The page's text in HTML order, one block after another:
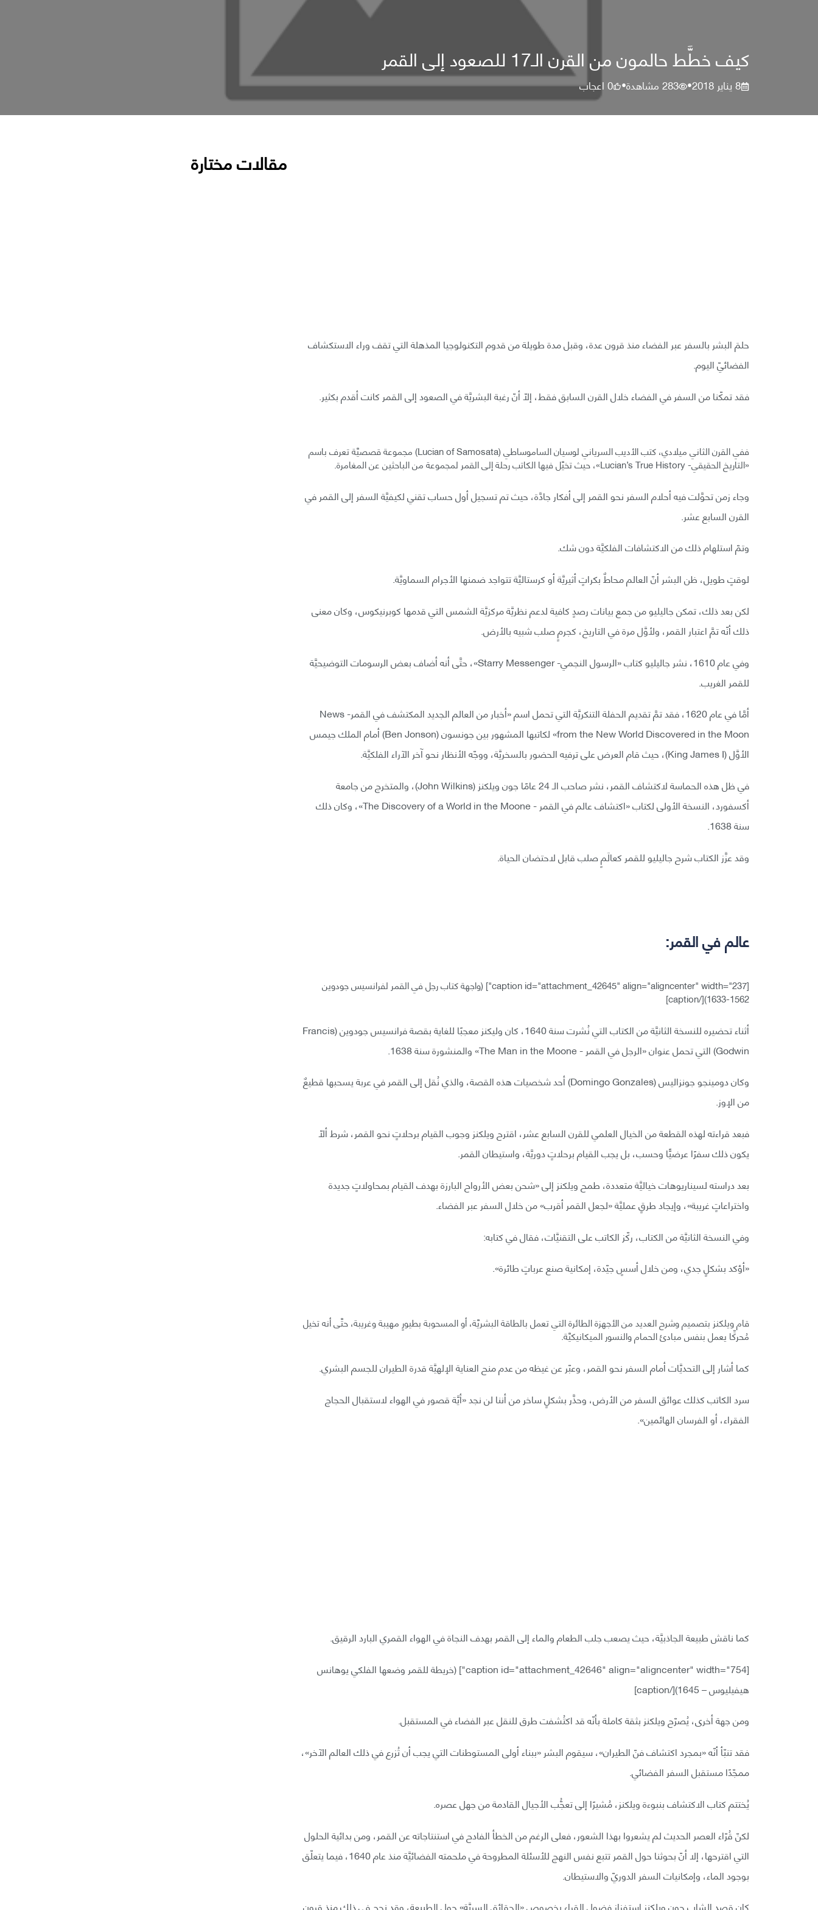
كيف خطَّط حالمون من القرن الـ17 للصعود إلى القمر
8 يناير 2018 •
283مشاهدة•
0اعجاب
حلمَ البشر بالسفر عبر الفضاء منذ قرون عدة، وقبل مدة طويلة من قدوم التكنولوجيا المذهلة التي تقف وراء الاستكشاف
الفضائيّ اليوم.
فقد تمكّنا من السفر في الفضاء خلال القرن السابق فقط، إلّا أنّ رغبة البشريَّة في الصعود إلى القمر كانت أقدم بكثير.
ففي القرن الثاني ميلادي، كتب الأديب السرياني لوسيان الساموساطي (Lucian of Samosata) مجموعة قصصيَّة تعرف باسم
«التاريخ الحقيقي- Lucian’s True History»، حيث تخيَّل فيها الكاتب رحلة إلى القمر لمجموعة من الباحثين عن المغامرة.
وجاء زمن تحوَّلت فيه أحلام السفر نحو القمر إلى أفكار جادَّة، حيث تم تسجيل أول حساب تقني لكيفيَّة السفر إلى القمر في
القرن السابع عشر.
وتمّ استلهام ذلك من الاكتشافات الفلكيَّة دون شك.
لوقتٍ طويل، ظن البشر أنّ العالم محاطٌ بكراتٍ أثيريَّة أو كرستاليَّة تتواجد ضمنها الأجرام السماويَّة.
لكن بعد ذلك، تمكن جاليليو من جمع بيانات رصدٍ كافية لدعم نظريَّة مركزيَّة الشمس التي قدمها كوبرنيكوس، وكان معنى
ذلك أنّه تمَّ اعتبار القمر، ولأوَّل مرة في التاريخ، كجرمٍ صلب شبيه بالأرض.
وفي عام 1610، نشر جاليليو كتاب «الرسول النجمي- Starry Messenger»، حتَّى أنه أضاف بعض الرسومات التوضيحيَّة
للقمر الغريب.
أمَّا في عام 1620، فقد تمَّ تقديم الحفلة التنكريَّة التي تحمل اسم «أخبار من العالم الجديد المكتشف في القمر- News
from the New World Discovered in the Moon» لكاتبها المشهور بين جونسون (Ben Jonson) أمام الملك جيمس
الأوَّل (King James I)، حيث قام العرض على ترفيه الحضور بالسخريَّة، ووجّه الأنظار نحو آخر الآراء الفلكيَّة.
في ظل هذه الحماسة لاكتشاف القمر، نشر صاحب الـ 24 عامًا جون ويلكنز (John Wilkins)، والمتخرج من جامعة
أكسفورد، النسخة الأولى لكتاب «اكتشاف عالم في القمر - The Discovery of a World in the Moone»، وكان ذلك
سنة 1638.
وقد عزَّز الكتاب شرح جاليليو للقمر كعالَمٍ صلب قابل لاحتضان الحياة.
عالم في القمر:
[caption id="attachment_42645" align="aligncenter" width="237"] (واجهة كتاب رجل في القمر لفرانسيس جودوين
1562-1633)[/caption]
أثناء تحضيره للنسخة الثانيَّة من الكتاب التي نُشرت سنة 1640، كان وليكنز معجبًا للغاية بقصة فرانسيس جودوين (Francis
Godwin) التي تحمل عنوان «الرجل في القمر - The Man in the Moone» والمنشورة سنة 1638.
وكان دومينجو جونزاليس (Domingo Gonzales) أحد شخصيات هذه القصة، والذي نُقل إلى القمر في عربة يسحبها قطيعٌ
من الإوز.
فبعد قراءته لهذه القطعة من الخيال العلمي للقرن السابع عشر، اقترح ويلكنز وجوب القيام برحلاتٍ نحو القمر، شرط ألّا
يكون ذلك سفرًا عرضيًّا وحسب، بل يجب القيام برحلاتٍ دوريَّة، واستيطان القمر.
بعد دراسته لسيناريوهات خياليَّة متعددة، طمح ويلكنز إلى «شحن بعض الأرواح البارزة بهدف القيام بمحاولاتٍ جديدة
واختراعاتٍ غريبة»، وإيجاد طرقٍ عمليَّة «لجعل القمر أقرب» من خلال السفر عبر الفضاء.
وفي النسخة الثانيَّة من الكتاب، ركّز الكاتب على التقنيَّات، فقال في كتابه:
«أؤكد بشكلٍ جدي، ومن خلال أسسٍ جيّدة، إمكانية صنع عرباتٍ طائرة».
قام ويلكنز بتصميم وشرح العديد من الأجهزة الطائرة التي تعمل بالطاقة البشريَّة، أو المسحوبة بطيورٍ مهيبة وغريبة، حتَّى أنه تخيل
مُحركِّا يعمل بنفس مبادئ الحمام والنسور الميكانيكيَّة.
كما أشار إلى التحديَّات أمام السفر نحو القمر، وعبّر عن غيظه من عدم منح العناية الإلهيَّة قدرة الطيران للجسم البشري.
سرد الكاتب كذلك عوائق السفر من الأرض، وحذَّر بشكلٍ ساخر من أننا لن نجد «أيَّة قصور في الهواء لاستقبال الحجاج
الفقراء، أو الفرسان الهائمين».
كما ناقش طبيعة الجاذبيَّة، حيث يصعب جلب الطعام والماء إلى القمر بهدف النجاة في الهواء القمري البارد الرقيق.
[caption id="attachment_42646" align="aligncenter" width="754"]
(خريطة للقمر وضعها الفلكي يوهانس
هيفيليوس – 1645)[/caption]
ومن جهة أخرى، يُصرّح ويلكنز بثقة كاملة بأنّه قد اكتُشفت طرق للنقل عبر الفضاء في المستقبل.
فقد تنبّأ أنّه «بمجرد اكتشاف فنّ الطيران»، سيقوم البشر «ببناء أولى المستوطنات التي يجب أن تُزرع في ذلك العالم الآخر»،
ممجّدًا مستقبل السفر الفضائي.
يُختتم كتاب الاكتشاف بنبوءة ويلكنز، مُشيرًا إلى تعجُّب الأجيال القادمة من جهل عصره.
لكنّ قُرّاء العصر الحديث لم يشعروا بهذا الشعور، فعلى الرغم من الخطأ الفادح في استنتاجاته عن القمر، ومن بدائية الحلول
التي اقترحها، إلا أنّ بحوثنا حول القمر تتبع نفس النهج للأسئلة المطروحة في ملحمته الفضائيَّة منذ عام 1640، فيما يتعلّق
بوجود الماء، وإمكانيات السفر الدوريّ والاستيطان.
كان قصد الشاب جون ويلكنز استفزاز فضول القراء بخصوص «الحقائق السريَّة» حول الطبيعة، وقد نجح في ذلك منذ قرونٍ
مقالات مختارة